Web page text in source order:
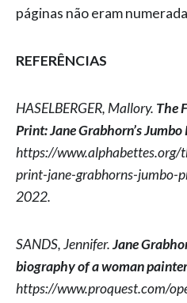
páginas não eram
REFERÊNCIAS
HASELBERGER, Mallory. The
Print: Jane Grabhorn’s Jumbo
https://www.alphabettes.org/
print-jane-grabhorns-jumbo-
2022.
SANDS, Jennifer.Jane
biography of a woman painter
https://www.proquest.com/